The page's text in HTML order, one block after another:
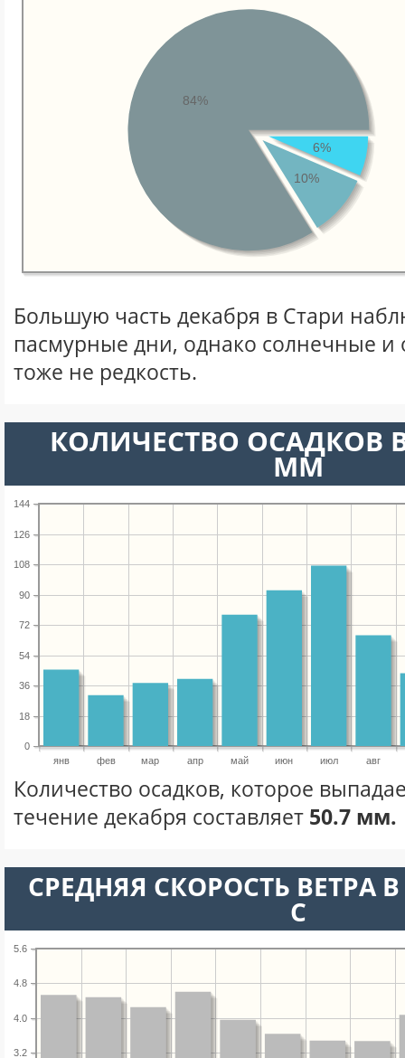
6%
10%
84%
Большую часть декабря в Стари
пасмурные дни, однако солнечные
тоже не редкость.
КОЛИЧЕСТВО ОСАДКОВ
ММ
янв фев мар апр май июн июл авг
0
18
36
54
72
90
108
126
144
Количество осадков, которое
течение декабря составляет 50.7 мм.
СРЕДНЯЯ СКОРОСТЬ ВЕТРА
С
3.2
4.0
4.8
5.6